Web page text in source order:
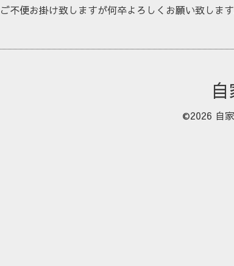
ご不便お掛け致しますが何卒よろしくお願い致します
©2026 自